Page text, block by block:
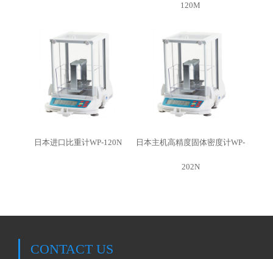
120M
日本进口比重计WP-120N 日本主机高精度固体密度计WP-
202N
CONTACT US